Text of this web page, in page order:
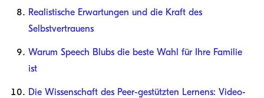
Realistische Erwartungen und die Kraft des
Selbstvertrauens
Warum Speech Blubs die beste Wahl für Ihre Familie
ist
Die Wissenschaft des Peer-gestützten Lernens: Video-